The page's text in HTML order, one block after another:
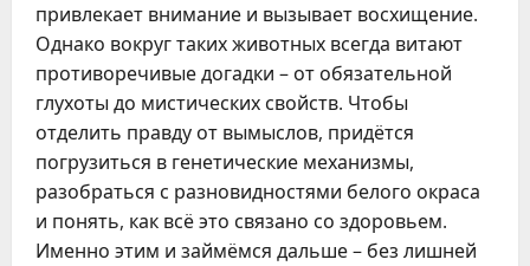
привлекает внимание и вызывает восхищение.
Однако вокруг таких животных всегда витают
противоречивые догадки – от обязательной
глухоты до мистических свойств. Чтобы
отделить правду от вымыслов, придётся
погрузиться в генетические механизмы,
разобраться с разновидностями белого окраса
и понять, как всё это связано со здоровьем.
Именно этим и займёмся дальше – без лишней